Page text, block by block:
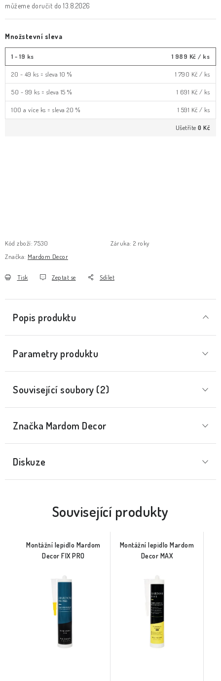
13.8.2026
Množstevní sleva
1 - 19 ks 1 989 Kč / ks
20 - 49 ks = sleva 10 % 1 790 Kč / ks
50 - 99 ks = sleva 15 % 1 691 Kč / ks
100 a více ks = sleva 20 % 1 591 Kč / ks
Ušetříte 0 Kč
Kód zboží: 7530 Záruka: 2 roky
Značka: Mardom Decor
Tisk Zeptat se Sdílet
Popis produktu
Parametry produktu
Související soubory (2)
Značka Mardom Decor
Diskuze
Související produkty
Montážní lepidlo Mardom
Decor FIX PRO
Montážní lepidlo Mardom
Decor MAX